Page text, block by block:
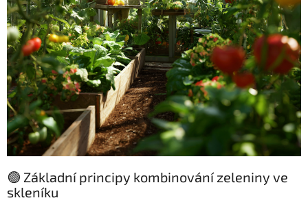
🟢 Základní principy kombinování zeleniny ve
skleníku